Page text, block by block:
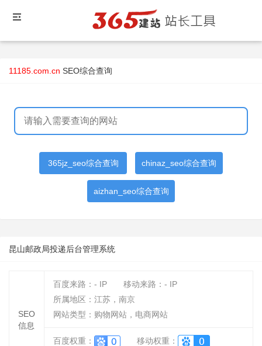
11185.com.cn SEO综合查询
365jz_seo综合查询 chinaz_seo综合查询
aizhan_seo综合查询
昆山邮政局投递后台管理系统
SEO
信息
百度来路： - IP 移动来路： - IP
所属地区：江苏，南京
网站类型：购物网站，电商网站
百度权重：
移动权重：